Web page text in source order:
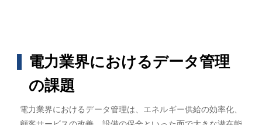
電力業界におけるデータ管理
の課題
電力業界におけるデータ管理は、エネルギー供給の効率化、